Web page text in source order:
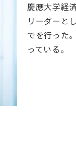
慶應大学経
リーダーと
でを行った
っている。